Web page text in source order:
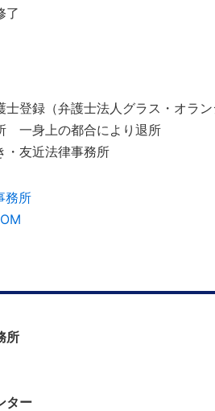
了
登録（弁護士法人グラス・オラン
一身上の都合により退所
友近法律事務所
務所
所
ター